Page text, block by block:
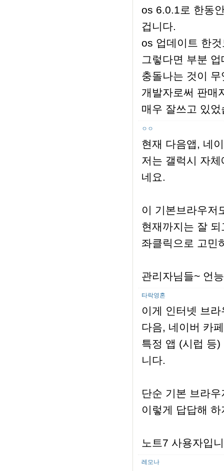
os 6.0.1로 한동
겁니다.
os 업데이트 한
그렇다면 부분
충돌나는 것이
개발자로써 판매
매우 잘쓰고 있
ㅇㅇ
현재 다음앱, 네
저는 갤럭시 자
네요.
이 기본브라우저
현재까지는 잘
좌클릭으로 고민
관리자님들~ 언
타락영혼
이게 인터넷 브
다음, 네이버 카
특정 앱 (시럽 등
니다.
단순 기본 브라
이렇게 답답해
노트7 사용자입
레모나